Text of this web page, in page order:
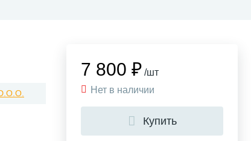
7 800 ₽ /шт
Нет в наличии
Купить